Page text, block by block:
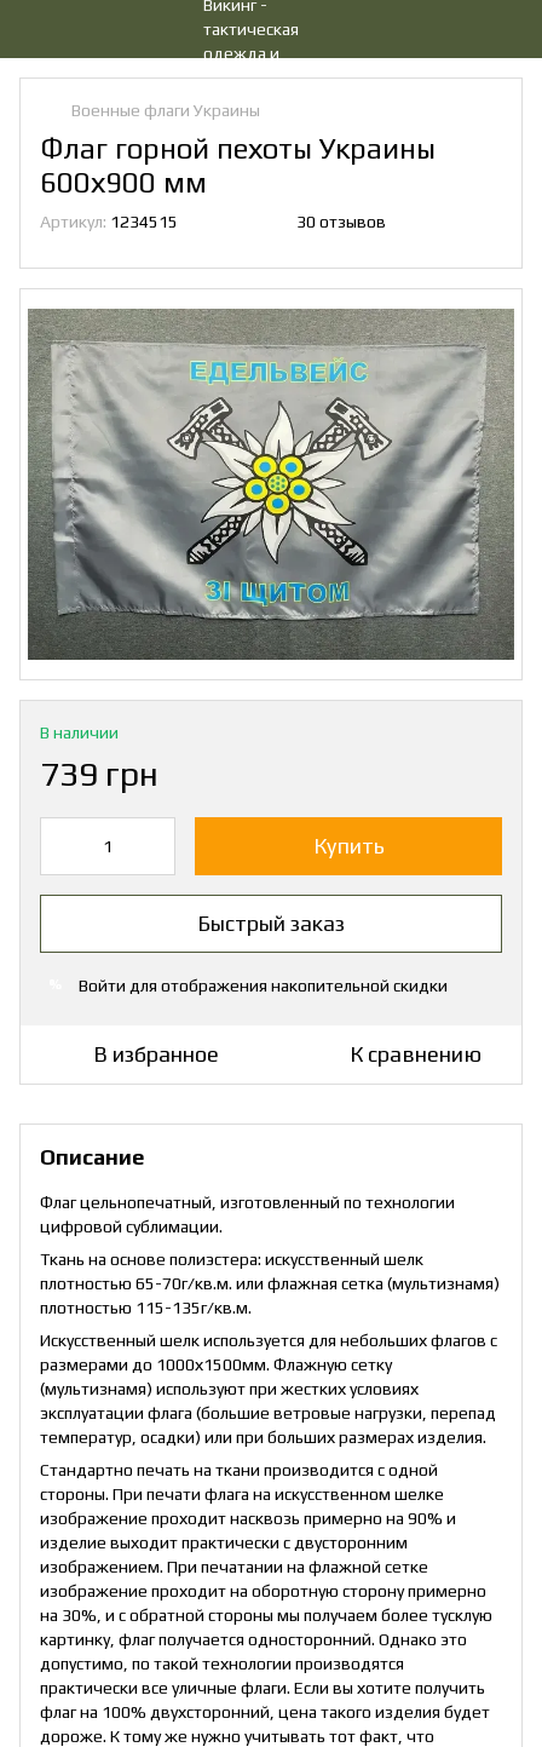
Военные флаги Украины
Флаг горной пехоты Украины
600х900 мм
Артикул: 1234515 30 отзывов
В наличии
739 грн
Купить
Быстрый заказ
Войти для отображения накопительной скидки
В избранное К сравнению
Описание
Флаг цельнопечатный, изготовленный по технологии
цифровой сублимации.
Ткань на основе полиэстера: искусственный шелк
плотностью 65-70г/кв.м. или флажная сетка (мультизнамя)
плотностью 115-135г/кв.м.
Искусственный шелк используется для небольших флагов с
размерами до 1000х1500мм. Флажную сетку
(мультизнамя) используют при жестких условиях
эксплуатации флага (большие ветровые нагрузки, перепад
температур, осадки) или при больших размерах изделия.
Стандартно печать на ткани производится с одной
стороны. При печати флага на искусственном шелке
изображение проходит насквозь примерно на 90% и
изделие выходит практически с двусторонним
изображением. При печатании на флажной сетке
изображение проходит на оборотную сторону примерно
на 30%, и с обратной стороны мы получаем более тусклую
картинку, флаг получается односторонний. Однако это
допустимо, по такой технологии производятся
практически все уличные флаги. Если вы хотите получить
флаг на 100% двухсторонний, цена такого изделия будет
дороже. К тому же нужно учитывать тот факт, что